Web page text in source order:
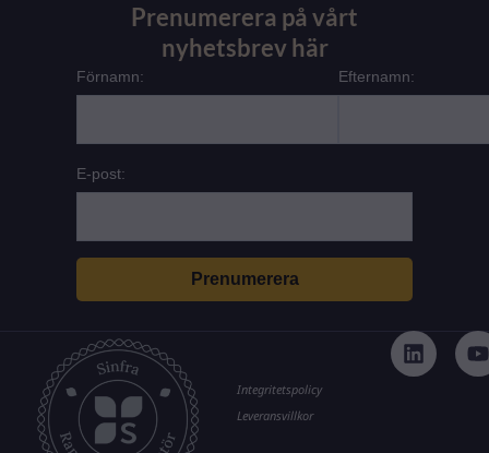
Prenumerera på vårt
nyhetsbrev här
Förnamn: Efternamn:
E-post:
i
n
o
u
Integritetspolicy
Leveransvillkor